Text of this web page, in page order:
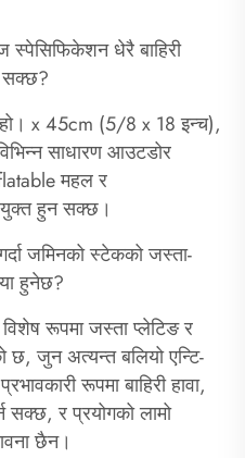
धेरै बाहिरी
x 45cm (5/8 x 18 इन्च),
साधारण आउटडोर
महल र
हुन सक्छ।
जमिनको स्टेकको जस्ता-
हुनेछ?
रूपमा जस्ता प्लेटिङ र
छ, जुन अत्यन्त बलियो एन्टि-
रूपमा बाहिरी हावा,
सक्छ, र प्रयोगको लामो
छैन।